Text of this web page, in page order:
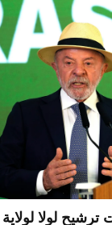
ترشيح لولا